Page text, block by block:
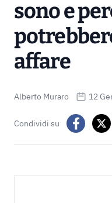
sono e
affare
Alberto Muraro 12
Condividi su